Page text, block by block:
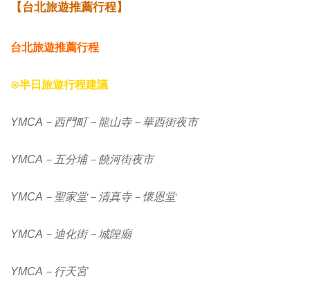
【台北旅遊推薦行程】
台北旅遊推薦行程
⊙半日旅遊行程建議
YMCA－西門町－龍山寺－華西街夜市
YMCA－五分埔－饒河街夜市
YMCA－聖家堂－清真寺－懷恩堂
YMCA－迪化街－城隍廟
YMCA－行天宮